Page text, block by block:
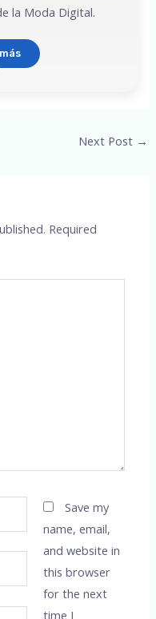
la Moda Digital.
Next Post →
Required
Save my
name, email,
and website in
this browser
for the next
time I